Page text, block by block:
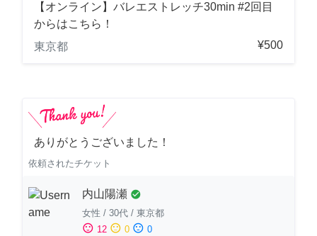
【オンライン】バレエストレッチ30min #2回目
からはこちら！
東京都
¥500
ありがとうございました！
依頼されたチケット
内山陽瀬 check_circle
女性 / 30代 / 東京都
sentiment_satisfied 12 sentiment_neutral 0 sentiment_dissatisfied 0